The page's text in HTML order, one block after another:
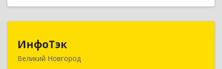
ИнфоТэк
Великий Новгород
173003, Новгородская обл, Великий Новгород